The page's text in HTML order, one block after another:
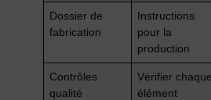
Dossier de
fabrication
Instructions
pour la
production
Contrôles
qualité
Vérifier chaque
élément